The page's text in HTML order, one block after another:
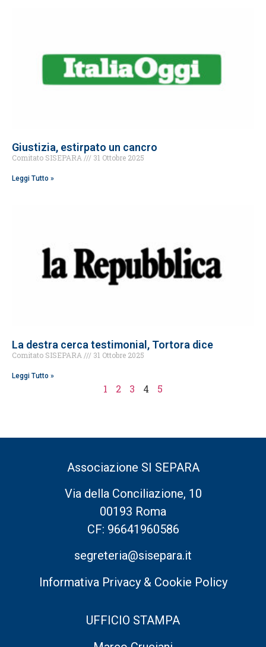
Giustizia, estirpato un cancro
Comitato SISEPARA 31 Ottobre 2025
Leggi Tutto »
La destra cerca testimonial, Tortora dice
Comitato SISEPARA 31 Ottobre 2025
Leggi Tutto »
1 2 3 4 5
Associazione SI SEPARA
Via della Conciliazione, 10
00193 Roma
CF: 96641960586
segreteria@sisepara.it
Informativa Privacy & Cookie Policy
UFFICIO STAMPA